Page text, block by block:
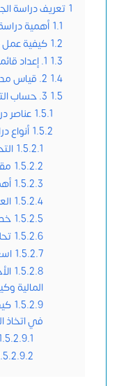
1 تعريف دراسة
1.1 أهمية
1.2 كيفية عمل
1.3 1. إعداد قائمة الدخل للمشروع
1.4 2. قياس مدى ربحية المشروع
1.5 3. حساب التكاليف الاستثمارية
1.5.1 عناصر
1.5.2 أنواع
1.5.2.1
1.5.2.2
1.5.2.3
1.5.2.4
1.5.2.5
1.5.2.6
1.5.2.7
1.5.2.8
المالية
1.5.2.9
في اتخاذ